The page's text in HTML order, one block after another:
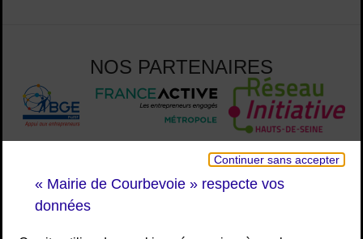
Continuer sans accepter
« Mairie de Courbevoie » respecte vos
données
NOS PARTENAIRES